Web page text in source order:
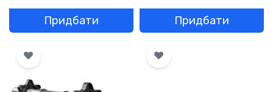
Придбати Придбати